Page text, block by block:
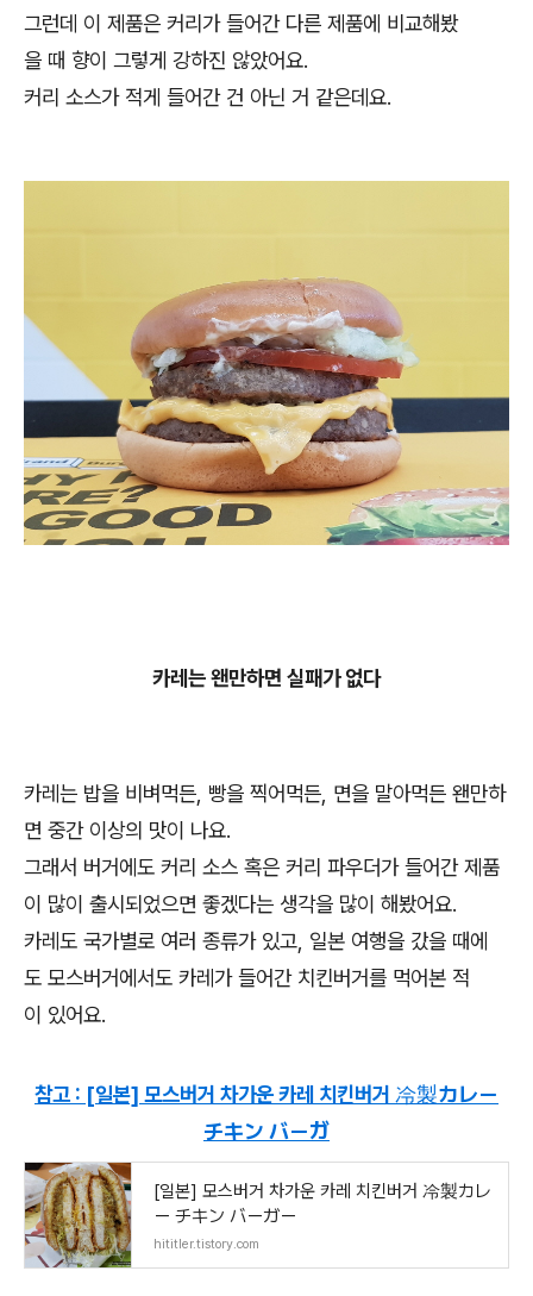
그런데 이 제품은 커리가 들어간 다른 제품에 비교해봤
을 때 향이 그렇게 강하진 않았어요.
커리 소스가 적게 들어간 건 아닌 거 같은데요.
카레는 왠만하면 실패가 없다
카레는 밥을 비벼먹든, 빵을 찍어먹든, 면을 말아먹든 왠만하
면 중간 이상의 맛이 나요.
그래서 버거에도 커리 소스 혹은 커리 파우더가 들어간 제품
이 많이 출시되었으면 좋겠다는 생각을 많이 해봤어요.
카레도 국가별로 여러 종류가 있고, 일본 여행을 갔을 때에
도 모스버거에서도 카레가 들어간 치킨버거를 먹어본 적
이 있어요.
참고 : [일본] 모스버거 차가운 카레 치킨버거 冷製カレー
チキン バーガ
[일본] 모스버거 차가운 카레 치킨버거 冷製カレ
ー チキン バーガー
hititler.tistory.com